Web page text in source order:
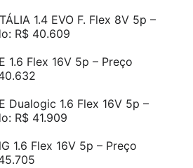
1.4 EVO F. Flex 8V 5p –
R$ 40.609
1.6 Flex 16V 5p – Preço
Dualogic 1.6 Flex 16V 5p –
R$ 41.909
1.6 Flex 16V 5p – Preço